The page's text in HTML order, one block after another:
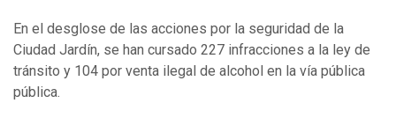
En el desglose de las acciones por la seguridad de la
Ciudad Jardín, se han cursado 227 infracciones a la ley de
tránsito y 104 por venta ilegal de alcohol en la vía pública
pública.